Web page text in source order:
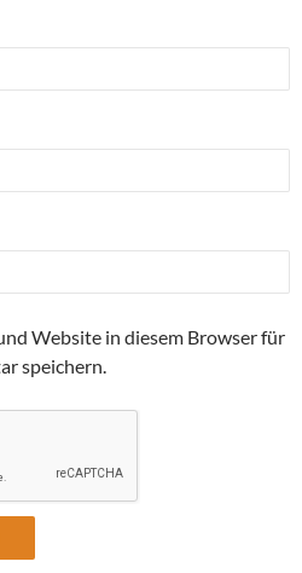
Website in diesem Browser für
speichern.